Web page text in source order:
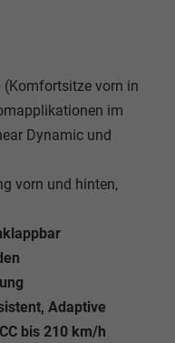
(Komfortsitze vorn in
im
Dynamic und
vorn und hinten,
Adaptive
bis 210 km/h